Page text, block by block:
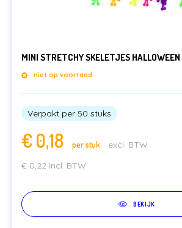
MINI STRETCHY SKELETJES HALLOWEEN
niet op voorraad
Verpakt per 50 stuks
€ 0,18 per stuk
excl. BTW
€ 0,22 incl. BTW
BEKIJK